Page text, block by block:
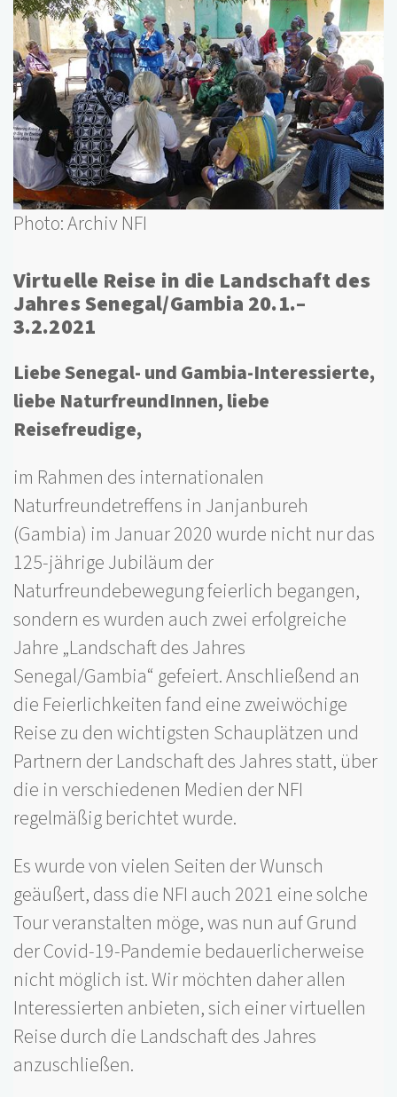
Photo: Archiv NFI
Virtuelle Reise in die Landschaft des
Jahres Senegal/Gambia 20.1.–
3.2.2021
Liebe Senegal- und Gambia-Interessierte,
liebe NaturfreundInnen, liebe
Reisefreudige,
im Rahmen des internationalen
Naturfreundetreffens in Janjanbureh
(Gambia) im Januar 2020 wurde nicht nur das
125-jährige Jubiläum der
Naturfreundebewegung feierlich begangen,
sondern es wurden auch zwei erfolgreiche
Jahre „Landschaft des Jahres
Senegal/Gambia“ gefeiert. Anschließend an
die Feierlichkeiten fand eine zweiwöchige
Reise zu den wichtigsten Schauplätzen und
Partnern der Landschaft des Jahres statt, über
die in verschiedenen Medien der NFI
regelmäßig berichtet wurde.
Es wurde von vielen Seiten der Wunsch
geäußert, dass die NFI auch 2021 eine solche
Tour veranstalten möge, was nun auf Grund
der Covid-19-Pandemie bedauerlicherweise
nicht möglich ist. Wir möchten daher allen
Interessierten anbieten, sich einer virtuellen
Reise durch die Landschaft des Jahres
anzuschließen.